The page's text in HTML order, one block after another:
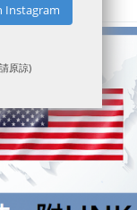
Instagram
原諒)